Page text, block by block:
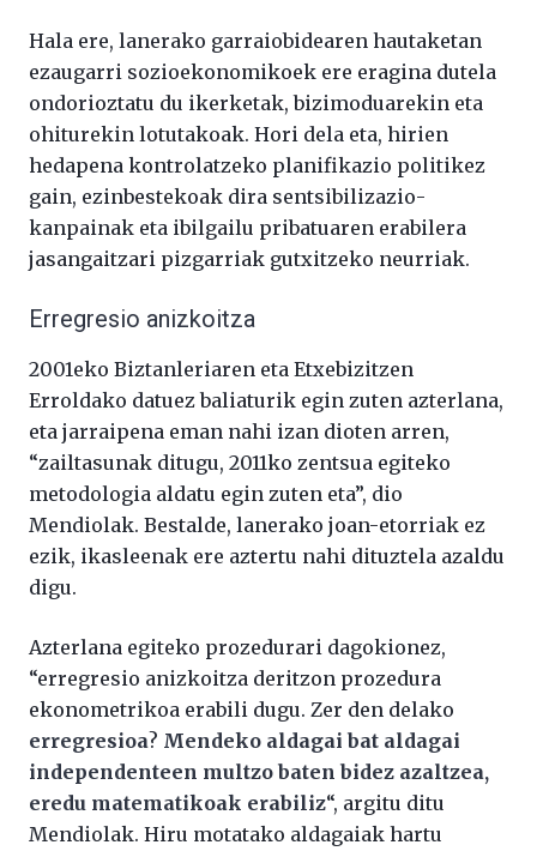
Hala ere, lanerako garraiobidearen hautaketan
ezaugarri sozioekonomikoek ere eragina dutela
ondorioztatu du ikerketak, bizimoduarekin eta
ohiturekin lotutakoak. Hori dela eta, hirien
hedapena kontrolatzeko planifikazio politikez
gain, ezinbestekoak dira sentsibilizazio-
kanpainak eta ibilgailu pribatuaren erabilera
jasangaitzari pizgarriak gutxitzeko neurriak.
Erregresio anizkoitza
2001eko Biztanleriaren eta Etxebizitzen
Erroldako datuez baliaturik egin zuten azterlana,
eta jarraipena eman nahi izan dioten arren,
“zailtasunak ditugu, 2011ko zentsua egiteko
metodologia aldatu egin zuten eta”, dio
Mendiolak. Bestalde, lanerako joan-etorriak ez
ezik, ikasleenak ere aztertu nahi dituztela azaldu
digu.
Azterlana egiteko prozedurari dagokionez,
“erregresio anizkoitza deritzon prozedura
ekonometrikoa erabili dugu. Zer den delako
erregresioa? Mendeko aldagai bat aldagai
independenteen multzo baten bidez azaltzea,
eredu matematikoak erabiliz“, argitu ditu
Mendiolak. Hiru motatako aldagaiak hartu